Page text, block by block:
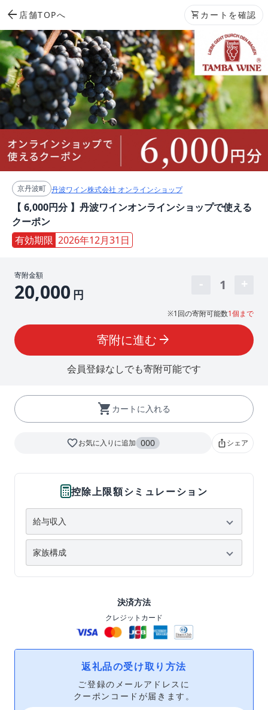
arrow_back 店舗TOPへ shopping_cart カートを確認
京丹波町 丹波ワイン株式会社 オンラインショップ
【 6,000円分 】丹波ワインオンラインショップで使える
クーポン
有効期限 2026年12月31日
寄附金額
20,000 円
1
※1回の寄附可能数1個まで
寄附に進む arrow_forward
会員登録なしでも寄附可能です
shopping_cart カートに入れる
favorite_borderお気に入りに追加 000 ios_shareシェア
控除上限額シミュレーション
決済方法
クレジットカード
返礼品の受け取り方法
ご登録のメールアドレスに
クーポンコードが届きます。